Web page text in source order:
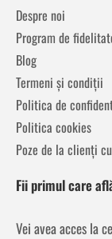
Despre noi
Program de
Blog
Termeni și condiții
Politica de
Politica cookies
Poze de la clienți
Fii primul care
Vei avea acces la